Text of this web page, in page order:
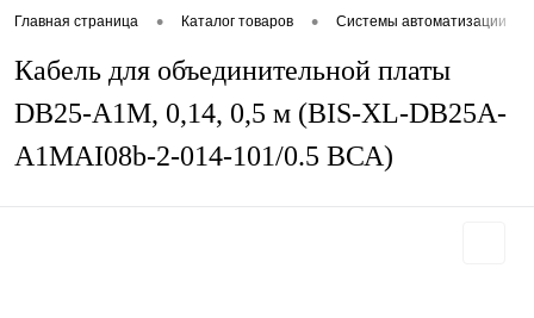
Главная страница • Каталог товаров • Системы автоматизации
Кабель для объединительной платы
DB25-A1M, 0,14, 0,5 м (BIS-XL-DB25A-
A1MAI08b-2-014-101/0.5 ВСА)